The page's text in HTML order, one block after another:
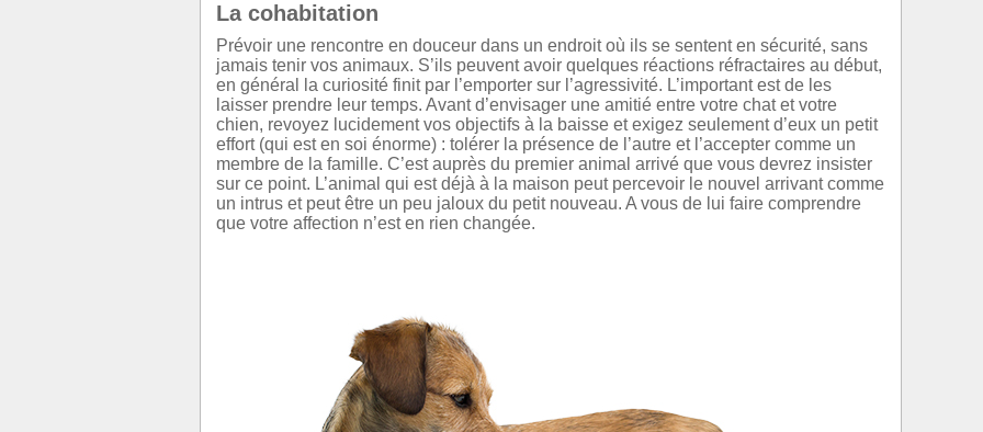
La cohabitation
Prévoir une rencontre en douceur dans un endroit où ils se sentent en sécurité, sans
jamais tenir vos animaux. S’ils peuvent avoir quelques réactions réfractaires au début,
en général la curiosité finit par l’emporter sur l’agressivité. L’important est de les
laisser prendre leur temps. Avant d’envisager une amitié entre votre chat et votre
chien, revoyez lucidement vos objectifs à la baisse et exigez seulement d’eux un petit
effort (qui est en soi énorme) : tolérer la présence de l’autre et l’accepter comme un
membre de la famille. C’est auprès du premier animal arrivé que vous devrez insister
sur ce point. L’animal qui est déjà à la maison peut percevoir le nouvel arrivant comme
un intrus et peut être un peu jaloux du petit nouveau. A vous de lui faire comprendre
que votre affection n’est en rien changée.